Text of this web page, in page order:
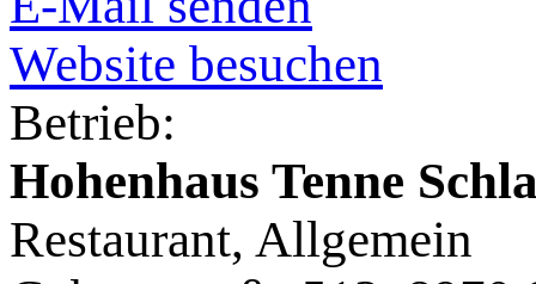
Website besuchen
Betrieb:
Hohenhaus Tenne
Restaurant, Allgemein